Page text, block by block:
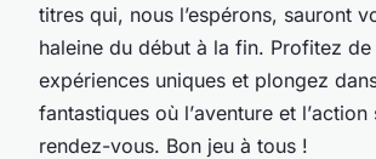
titres qui, nous l’espérons, sauront
haleine du début à la fin. Profitez de
expériences uniques et plongez
fantastiques où l’aventure et l’action
rendez-vous. Bon jeu à tous !